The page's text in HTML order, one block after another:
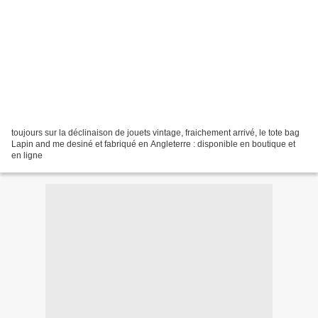
toujours sur la déclinaison de jouets vintage, fraichement arrivé, le tote bag
Lapin and me desiné et fabriqué en Angleterre : disponible en boutique et
en ligne